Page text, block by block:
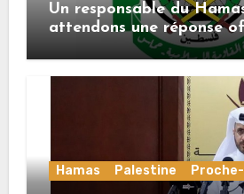
Un responsable du
attendons une réponse
Mladenov concernant la
Hamas Palestine